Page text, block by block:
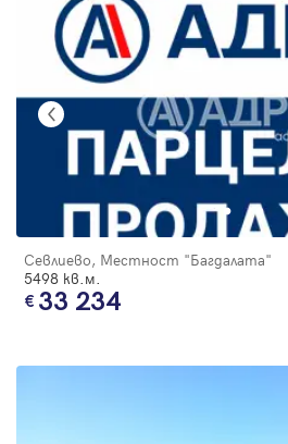
Севлиево, Местност "Багдалата"
5498 кв.м.
33 234